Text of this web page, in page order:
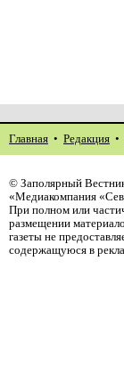
Главная • Редакция •
© Заполярный
«Медиакомпания
При полном или
размещении
газеты не
содержащуюся в